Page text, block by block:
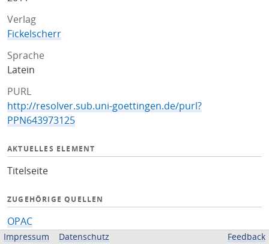
Verlag
Fickelscherr
Sprache
Latein
PURL
http://resolver.sub.uni-goettingen.de/purl?
PPN643973125
AKTUELLES ELEMENT
Titelseite
ZUGEHÖRIGE QUELLEN
OPAC
Impressum Datenschutz Feedback